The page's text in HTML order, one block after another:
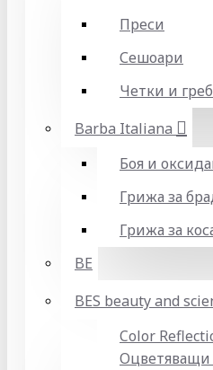
Преси
Сешоари
Четки и
Barba Italiana
Боя и
Грижа за
Грижа за
BE
BES beauty and
Color